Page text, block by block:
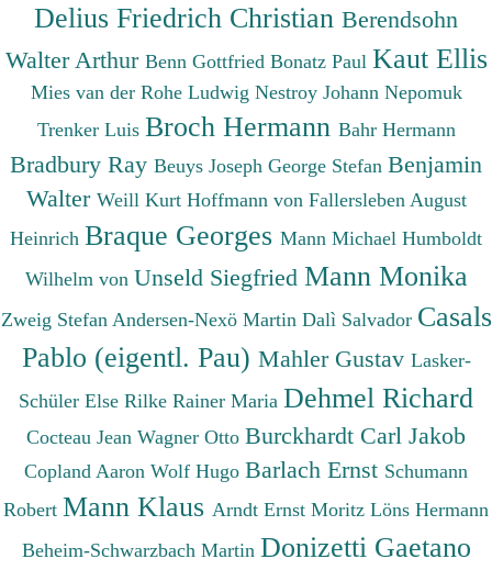
Delius Friedrich Christian Berendsohn
Walter Arthur Benn Gottfried Bonatz Paul Kaut Ellis
Mies van der Rohe Ludwig Nestroy Johann Nepomuk
Trenker Luis Broch Hermann Bahr Hermann
Bradbury Ray Beuys Joseph George Stefan Benjamin
Walter Weill Kurt Hoffmann von Fallersleben August
Heinrich Braque Georges Mann Michael Humboldt
Wilhelm von Unseld Siegfried Mann Monika
Zweig Stefan Andersen-Nexö Martin Dalì Salvador Casals
Pablo (eigentl. Pau) Mahler Gustav Lasker-
Schüler Else Rilke Rainer Maria Dehmel Richard
Cocteau Jean Wagner Otto Burckhardt Carl Jakob
Copland Aaron Wolf Hugo Barlach Ernst Schumann
Robert Mann Klaus Arndt Ernst Moritz Löns Hermann
Beheim-Schwarzbach Martin Donizetti Gaetano